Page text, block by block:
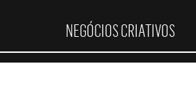
NEGÓCIOS CRIATIVOS